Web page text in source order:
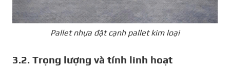
Pallet nhựa đặt cạnh pallet kim loại
3.2. Trọng lượng và tính linh hoạt